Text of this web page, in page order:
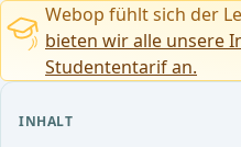
INHALT
Webop fühlt sich der
bieten wir alle unsere
Studententarif an.